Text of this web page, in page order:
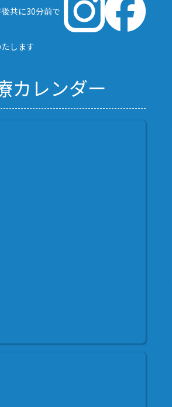
共に30分前で
します
カレンダー